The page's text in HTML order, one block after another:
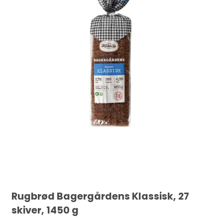
Rugbrød Bagergårdens Klassisk, 27
skiver, 1450 g